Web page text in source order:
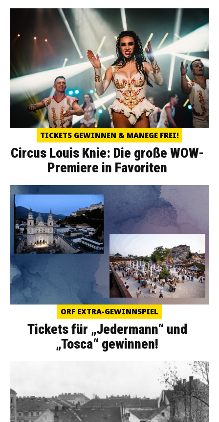
TICKETS GEWINNEN & MANEGE FREI!
Circus Louis Knie: Die große WOW-
Premiere in Favoriten
ORF EXTRA-GEWINNSPIEL
Tickets für „Jedermann“ und
„Tosca“ gewinnen!